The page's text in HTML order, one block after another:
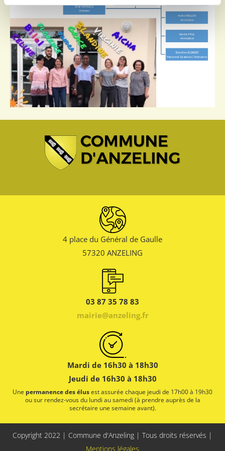
4 place du Général de Gaulle
57320 ANZELING
03 87 35 78 83
mairie@anzeling.fr
Mardi de 16h30 à 18h30
Jeudi de 16h30 à 18h30
Une permanence des élusest assurée chaque jeudi de 17h00 à 19h30
ou sur rendez-vous du lundi au samedi (à prendre auprès de la
secrétaire une semaine avant).
Copyright 2022 | Commune d'Anzeling | Tous droits réservés |
Mentions légales